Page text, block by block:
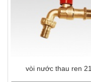
vòi nước thau ren 21